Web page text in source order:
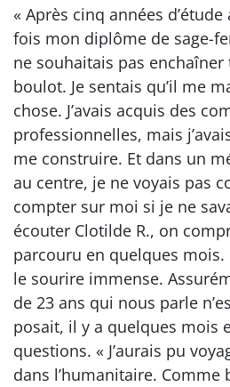
« Après cinq années
fois mon diplôme de sage-
ne souhaitais pas
boulot. Je sentais qu’il me
chose. J’avais acquis des
professionnelles, mais
me construire. Et dans un
au centre, je ne voyais pas
compter sur moi si je ne
écouter Clotilde R., on
parcouru en quelques mois.
le sourire immense.
de 23 ans qui nous parle
posait, il y a quelques mois
questions. « J’aurais pu
dans l’humanitaire. Comme